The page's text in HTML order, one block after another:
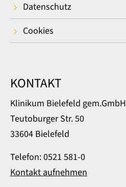
Datenschutz
Cookies
KONTAKT
Klinikum Bielefeld gem.GmbH
Teutoburger Str. 50
33604 Bielefeld
Telefon: 0521 581-0
Kontakt aufnehmen